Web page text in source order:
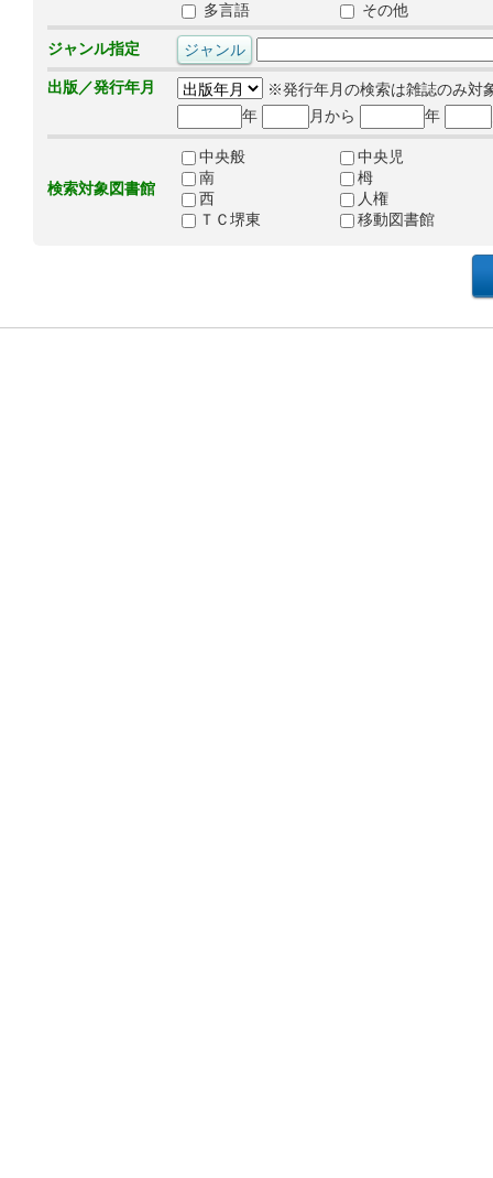
多言語
その他
ジャンル指定
出版／発行年月
※発行年月の検索は雑誌のみ対
年
月から 年
検索対象図書館
中央般
中央児
南
栂
西
人権
ＴＣ堺東
移動図書館